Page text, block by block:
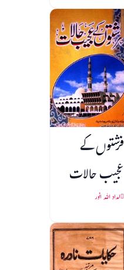
فرشتوں کے
عجیب حالات
امداد اللہ انور